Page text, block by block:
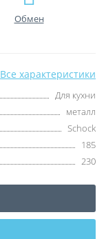
Обмен
Все характеристики
Для кухни
металл
Schock
185
230